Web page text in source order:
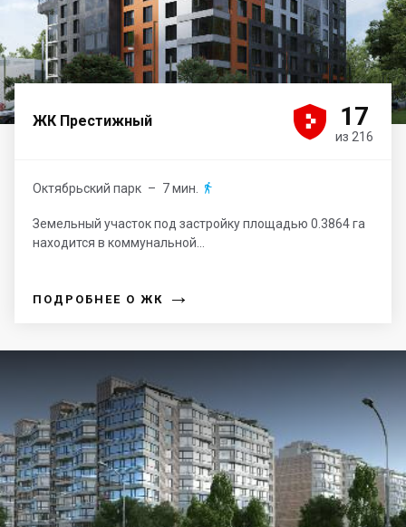
ЖК Престижный 



 17
из 216
Октябрьский парк – 7 мин. 
Земельный участок под застройку площадью 0.3864 га
находится в коммунальной...
ПОДРОБНЕЕ О ЖК →